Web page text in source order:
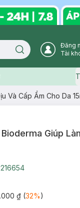
Search icon
Đăng
Tài
Và Cấp Ẩm Cho Da
Giúp
₫(32%)